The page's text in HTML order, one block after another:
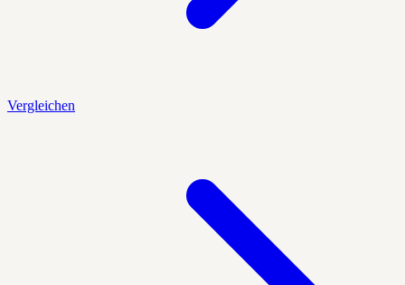
Vergleichen